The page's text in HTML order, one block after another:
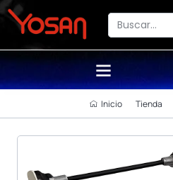
Inicio Tienda